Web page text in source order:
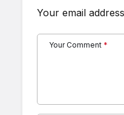
Your email
Your Comment *